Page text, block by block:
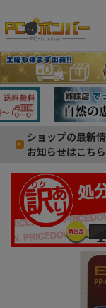
ショップの最新
お知らせはこち